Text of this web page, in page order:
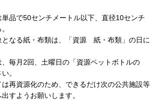
品で50センチメートル以下、直径10センチ
となる紙・布類は、「資源 紙・布類」の日に
毎月2回、土曜日の「資源ペットボトルの
。
再資源化のため、できるだけ次の公共施設等
すようお願いします。